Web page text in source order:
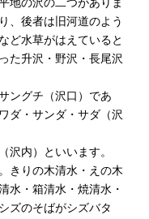
、後者は旧河道のよう
ど水草がはえていると
た升沢・野沢・長尾沢
ングチ（沢口）であ
ダ・サンダ・サダ（沢
沢内）といいます。
きりの木清水・えの木
水・箱清水・焼清水・
ズのそばがシズバタ